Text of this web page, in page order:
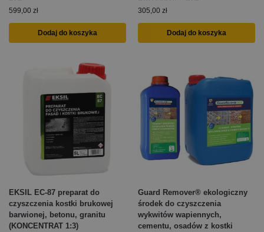
599,00 zł
Dodaj do koszyka
305,00 zł
Dodaj do koszyka
EKSIL EC-87 preparat do
czyszczenia kostki brukowej
barwionej, betonu, granitu
(KONCENTRAT 1:3)
Guard Remover® ekologiczny
środek do czyszczenia
wykwitów wapiennych,
cementu, osadów z kostki